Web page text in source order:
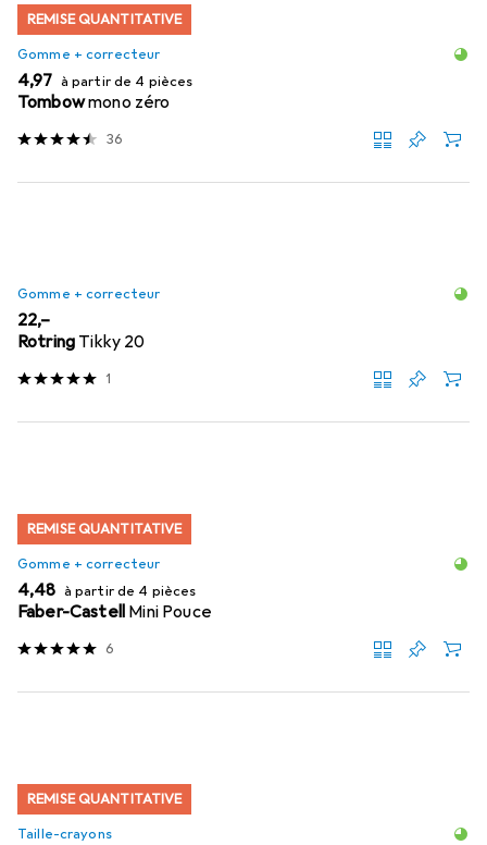
REMISE QUANTITATIVE
Gomme + correcteur
EUR
4,97 à partir de 4 pièces
Tombowmono zéro
36
Gomme + correcteur
EUR
22,–
Rotring Tikky 20
1
REMISE QUANTITATIVE
Gomme + correcteur
EUR
4,48 à partir de 4 pièces
Faber-Castell Mini Pouce
6
REMISE QUANTITATIVE
Taille-crayons